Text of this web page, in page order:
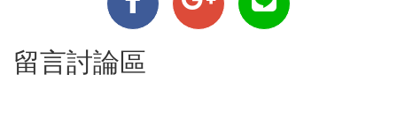
留言討論區